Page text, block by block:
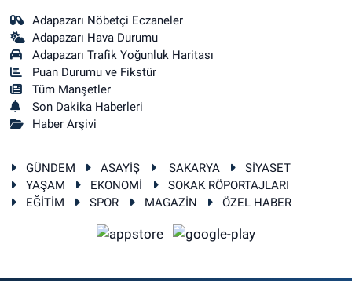
Adapazarı Nöbetçi Eczaneler
Adapazarı Hava Durumu
Adapazarı Trafik Yoğunluk Haritası
Puan Durumu ve Fikstür
Tüm Manşetler
Son Dakika Haberleri
Haber Arşivi
GÜNDEM ASAYİŞ SAKARYA
SİYASET
YAŞAM
EKONOMİ
SOKAK RÖPORTAJLARI
EĞİTİM
SPOR MAGAZİN ÖZEL HABER